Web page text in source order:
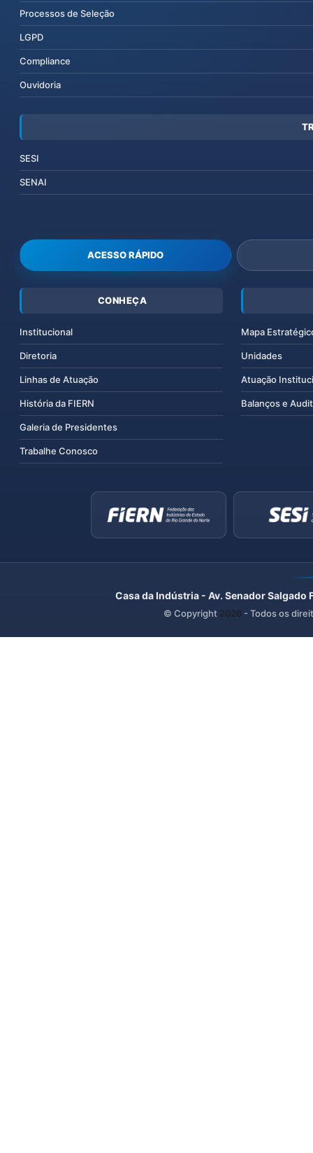
Processos de Seleção
LGPD
Compliance
Ouvidoria
SESI
SENAI
ACESSO RÁPIDO
CONHEÇA
Institucional
Diretoria
Linhas de Atuação
História da FIERN
Galeria de Presidentes
Trabalhe Conosco
Mapa
Unidades
Atuação
Balanços e
Casa da Indústria - Av. Senador
© Copyright 2026 - Todos os